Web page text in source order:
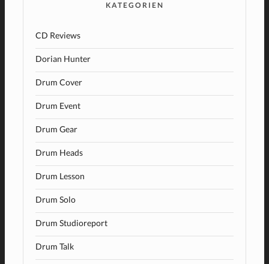
KATEGORIEN
CD Reviews
Dorian Hunter
Drum Cover
Drum Event
Drum Gear
Drum Heads
Drum Lesson
Drum Solo
Drum Studioreport
Drum Talk